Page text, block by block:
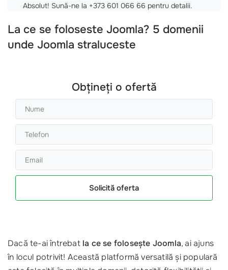
Absolut! Sună-ne la +373 601 066 66 pentru detalii.
La ce se foloseste Joomla? 5 domenii
unde Joomla straluceste
Obțineți o ofertă
Solicită oferta
Dacă te-ai întrebat la ce se folosește Joomla, ai ajuns
în locul potrivit! Această platformă versatilă și populară